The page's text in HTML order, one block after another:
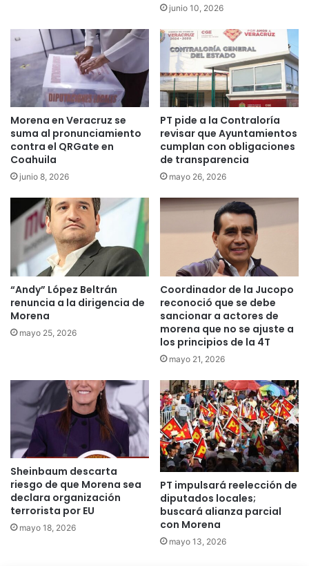
junio 10, 2026
Morena en Veracruz se
suma al pronunciamiento
contra el QRGate en
Coahuila
junio 8, 2026
PT pide a la Contraloría
revisar que Ayuntamientos
cumplan con obligaciones
de transparencia
mayo 26, 2026
“Andy” López Beltrán
renuncia a la dirigencia de
Morena
mayo 25, 2026
Coordinador de la Jucopo
reconoció que se debe
sancionar a actores de
morena que no se ajuste a
los principios de la 4T
mayo 21, 2026
Sheinbaum descarta
riesgo de que Morena sea
declara organización
terrorista por EU
mayo 18, 2026
PT impulsará reelección de
diputados locales;
buscará alianza parcial
con Morena
mayo 13, 2026